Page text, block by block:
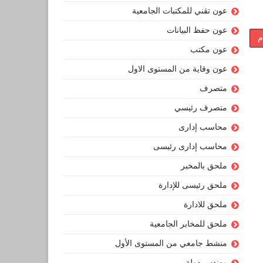
عون تقني للمكتبات الجامعية
عون حفظ البيانات
عون مكتب
عون وقاية من المستوى الاول
متصرف
متصرف رئيسي
محاسب إدارى
محاسب إدارى رئيسى
ملحق بالمخبر
ملحق رئيسى للإدارة
ملحق للادارة
ملحق للمخابر الجامعية
منشط جامعي من المستوى الأول